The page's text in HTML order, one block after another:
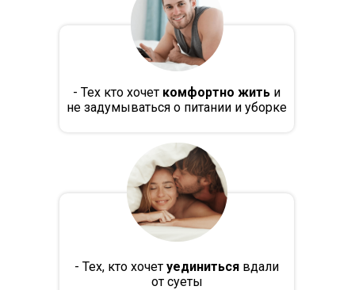
- Тех кто хочет комфортно жить и
не задумываться о питании и уборке
- Тех, кто хочет уединиться вдали
от суеты